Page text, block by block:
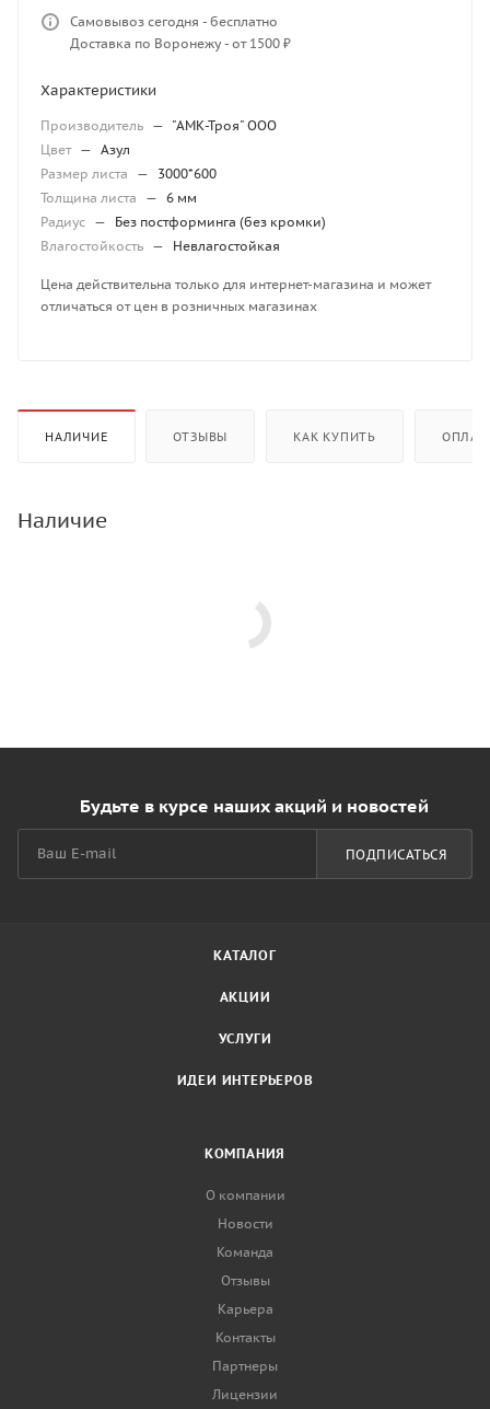
Самовывоз сегодня - бесплатно
Доставка по Воронежу - от 1500 ₽
Характеристики
Производитель — "АМК-Троя" ООО
Цвет — Азул
Размер листа
—
3000*600
Толщина листа
— 6 мм
Радиус —
Без постформинга (без кромки)
Влагостойкость — Невлагостойкая
Цена действительна только для интернет-магазина и может
отличаться от цен в розничных магазинах
НАЛИЧИЕ ОТЗЫВЫ КАК КУПИТЬ
Наличие
Будьте в курсе наших акций и новостей
ПОДПИСАТЬСЯ
КАТАЛОГ
АКЦИИ
УСЛУГИ
ИДЕИ ИНТЕРЬЕРОВ
КОМПАНИЯ
О компании
Новости
Команда
Отзывы
Карьера
Контакты
Партнеры
Лицензии